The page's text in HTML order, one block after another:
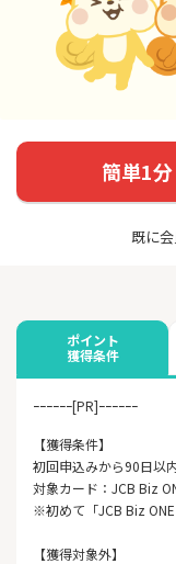
簡単1
既に
ポイント
獲得条件
ｰｰｰｰｰｰ[PR]ｰｰｰｰｰｰ
【獲得条件】
初回申込みから90日以
対象カード：JCB Biz
※初めて「JCB Biz
【獲得対象外】